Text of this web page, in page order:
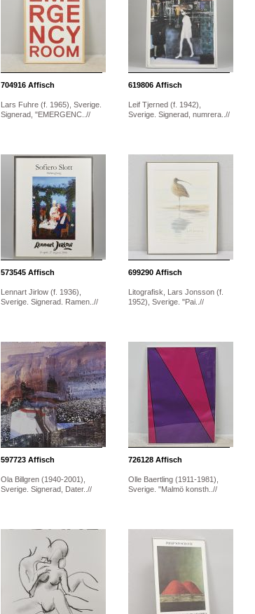
704916Affisch
Lars Fuhre (f. 1965), Sverige.
Signerad, "EMERGENC..//
619806Affisch
Leif Tjerned (f. 1942),
Sverige. Signerad, numrera..//
573545Affisch
Lennart Jirlow (f. 1936),
Sverige. Signerad. Ramen..//
699290Affisch
Litografisk, Lars Jonsson (f.
1952), Sverige. "Pai..//
597723Affisch
Ola Billgren (1940-2001),
Sverige. Signerad, Dater..//
726128Affisch
Olle Baertling (1911-1981),
Sverige. "Malmö konsth..//